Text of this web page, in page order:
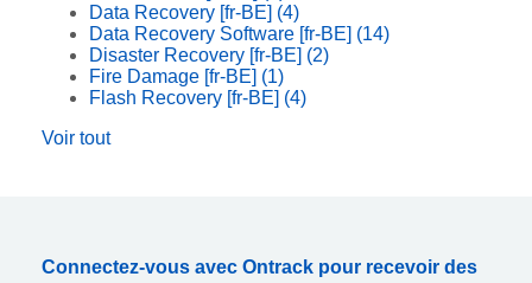
Data Recovery [fr-BE] (4)
Data Recovery Software [fr-BE] (14)
Disaster Recovery [fr-BE] (2)
Fire Damage [fr-BE] (1)
Flash Recovery [fr-BE] (4)
Voir tout
Connectez-vous avec Ontrack pour recevoir des